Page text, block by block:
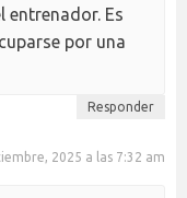
entrenador. Es
por una
Responder
2025 a las 7:32 am